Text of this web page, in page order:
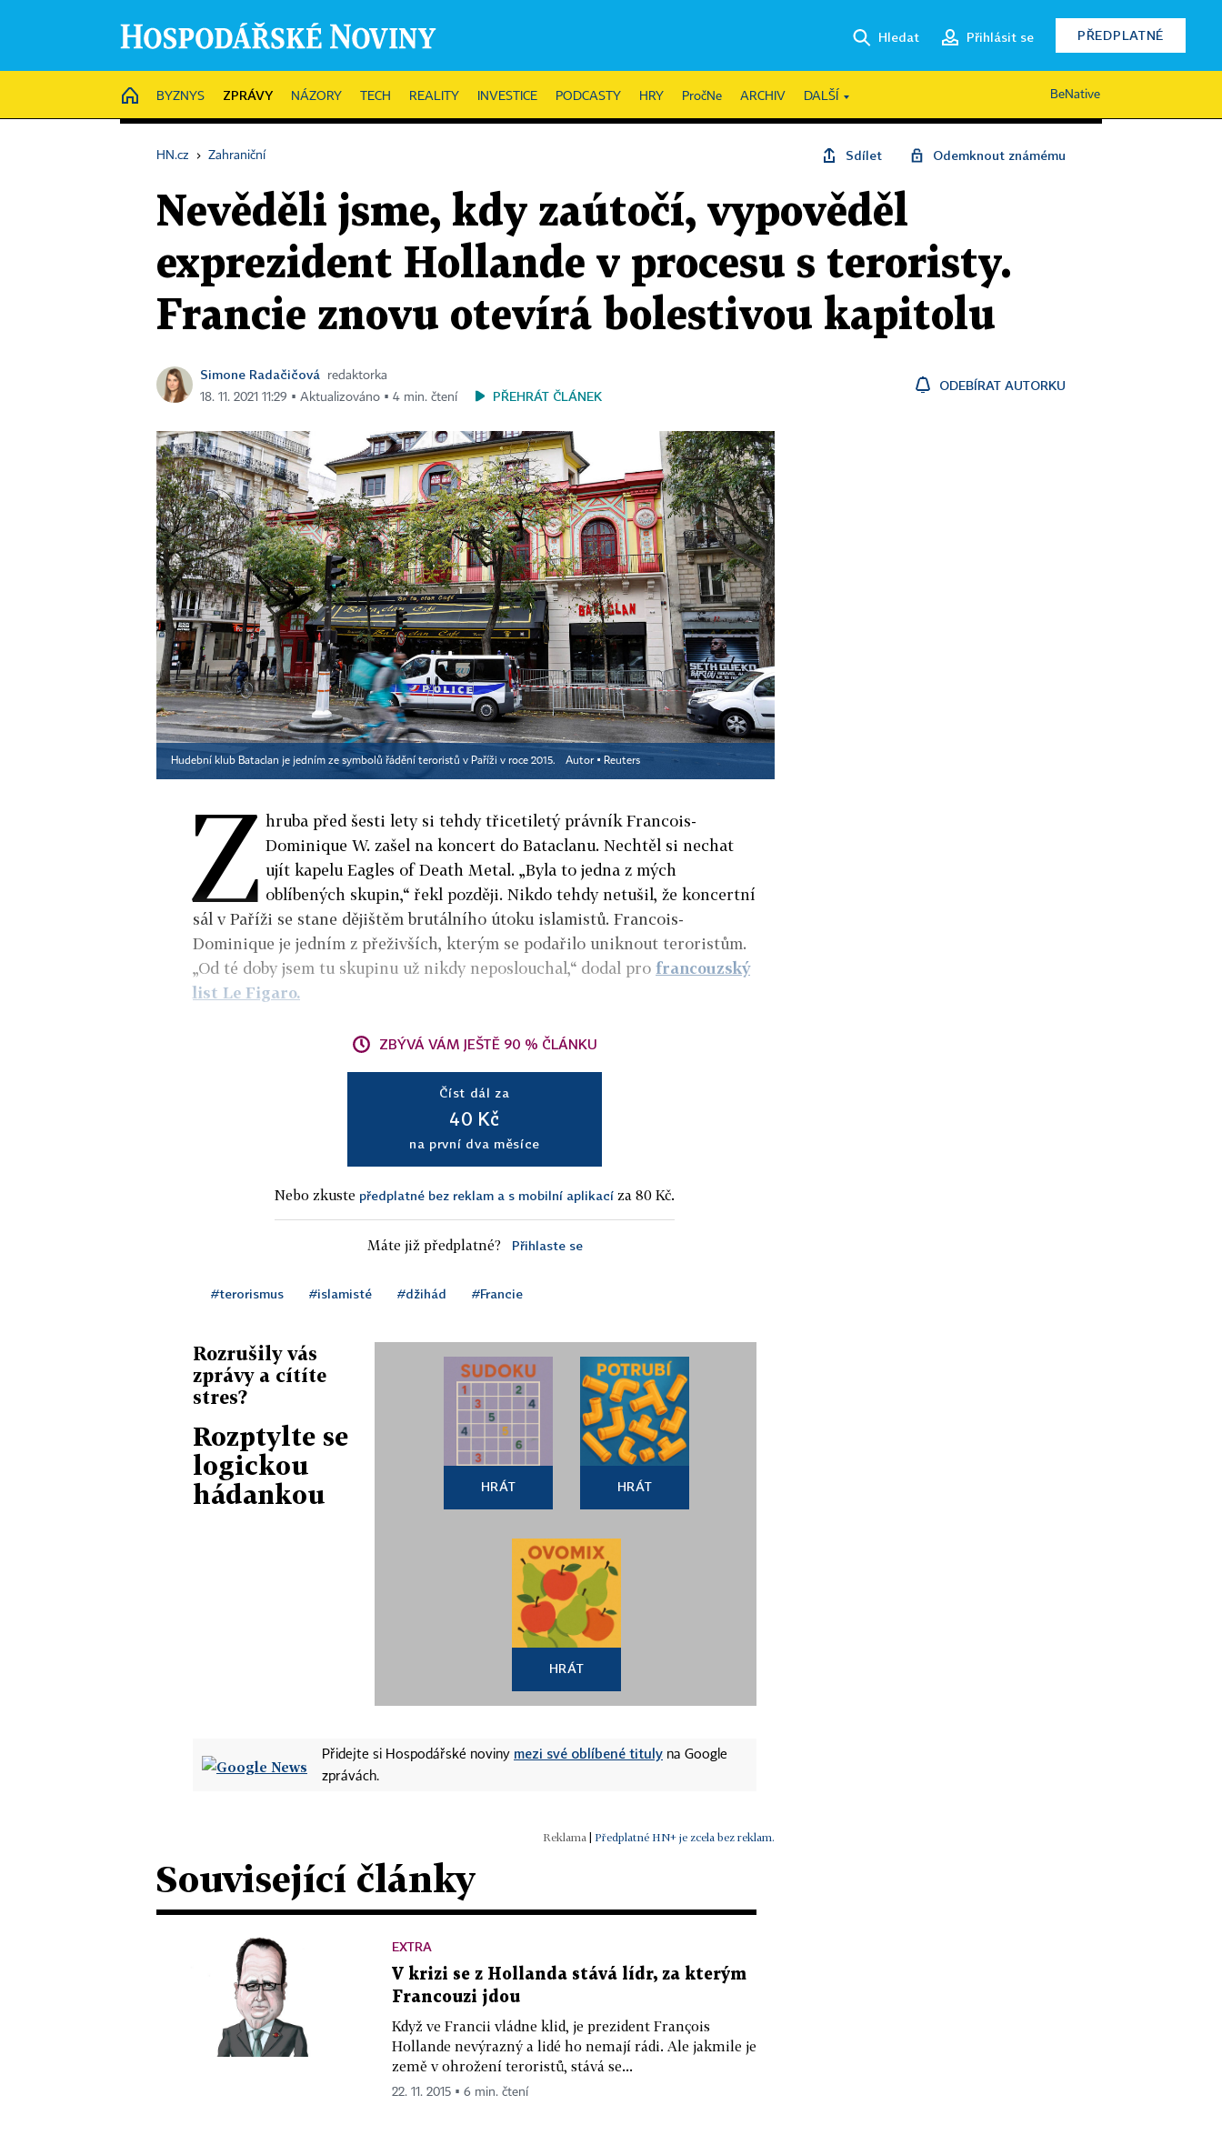
Hledat Přihlásit se PŘEDPLATNÉ
HOME
BYZNYS ZPRÁVY NÁZORY TECH REALITY INVESTICE PODCASTY HRY PročNe ARCHIV DALŠÍ BeNative
HN.cz › Zahraniční Sdílet Odemknout známému
Nevěděli jsme, kdy zaútočí, vypověděl
exprezident Hollande v procesu s teroristy.
Francie znovu otevírá bolestivou kapitolu
Simone Radačičová
redaktorka
18. 11. 2021 11:29 ▪ Aktualizováno ▪ 4 min. čtení
PŘEHRÁT ČLÁNEK
ODEBÍRAT AUTORKU
Hudební klub Bataclan je jedním ze symbolů řádění teroristů v Paříži v roce 2015. Autor ▪ Reuters
Z hruba před šesti lety si tehdy třicetiletý právník Francois-
Dominique W. zašel na koncert do Bataclanu. Nechtěl si nechat
ujít kapelu Eagles of Death Metal. „Byla to jedna z mých
oblíbených skupin,“ řekl později. Nikdo tehdy netušil, že koncertní
sál v Paříži se stane dějištěm brutálního útoku islamistů. Francois-
Dominique je jedním z přeživších, kterým se podařilo uniknout teroristům.
„Od té doby jsem tu skupinu už nikdy neposlouchal,“ dodal pro francouzský
list Le Figaro.
ZBÝVÁ VÁM JEŠTĚ 90 % ČLÁNKU
Číst dál za
40 Kč
na první dva měsíce
Nebo zkuste předplatné bez reklam a s mobilní aplikací za 80 Kč.
Máte již předplatné? Přihlaste se
#terorismus #islamisté #džihád #Francie
Rozrušily vás
zprávy a cítíte
stres?
Rozptylte se
logickou
hádankou
HRÁT HRÁT
HRÁT
Přidejte si Hospodářské noviny mezi své oblíbené tituly na Google
zprávách.
| Předplatné HN+ je zcela bez reklam.
Související články
EXTRA
V krizi se z Hollanda stává lídr, za kterým
Francouzi jdou
Když ve Francii vládne klid, je prezident François
Hollande nevýrazný a lidé ho nemají rádi. Ale jakmile je
země v ohrožení teroristů, stává se...
22. 11. 2015 ▪ 6 min. čtení